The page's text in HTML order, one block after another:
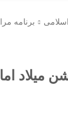
برنامه
میلاد